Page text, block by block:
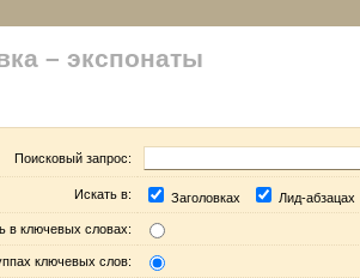
– экспонаты
Поисковый запрос:
Искать в: Заголовках Лид-абзацах
в ключевых словах:
ключевых слов: